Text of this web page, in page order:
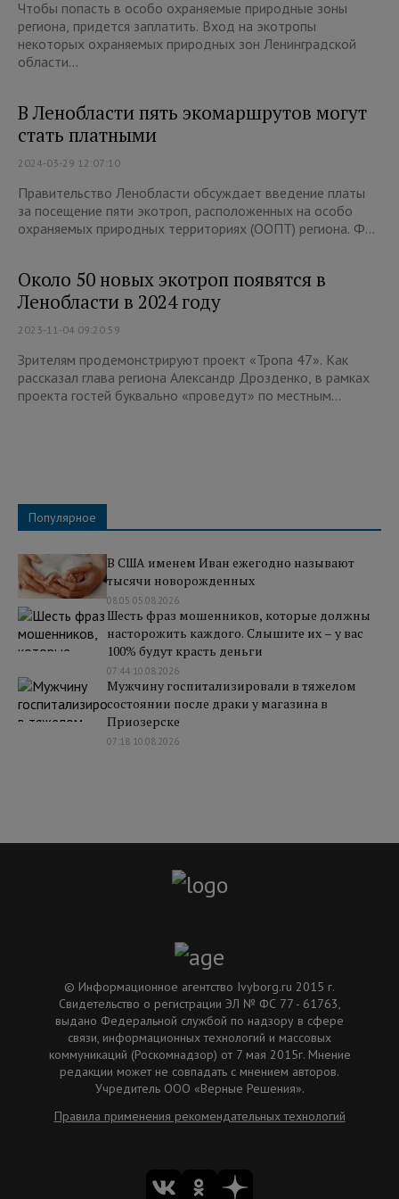
Чтобы попасть в особо охраняемые природные зоны
региона, придется заплатить. Вход на экотропы
некоторых охраняемых природных зон Ленинградской
области...
В Ленобласти пять экомаршрутов могут
стать платными
2024-03-29 12:07:10
Правительство Ленобласти обсуждает введение платы
за посещение пяти экотроп, расположенных на особо
охраняемых природных территориях (ООПТ) региона. Ф...
Около 50 новых экотроп появятся в
Ленобласти в 2024 году
2023-11-04 09:20:59
Зрителям продемонстрируют проект «Тропа 47». Как
рассказал глава региона Александр Дрозденко, в рамках
проекта гостей буквально «проведут» по местным...
Популярное
В США именем Иван ежегодно называют
тысячи новорожденных
08:05 05.08.2026
Шесть фраз мошенников, которые должны
насторожить каждого. Слышите их – у вас
100% будут красть деньги
07:44 10.08.2026
Мужчину госпитализировали в тяжелом
состоянии после драки у магазина в
Приозерске
07:18 10.08.2026
© Информационное агентство Ivyborg.ru 2015 г.
Свидетельство о регистрации ЭЛ № ФС 77 - 61763,
выдано Федеральной службой по надзору в сфере
связи, информационных технологий и массовых
коммуникаций (Роскомнадзор) от 7 мая 2015г. Мнение
редакции может не совпадать с мнением авторов.
Учредитель ООО «Верные Решения».
Правила применения рекомендательных технологий